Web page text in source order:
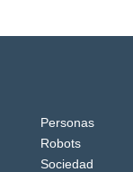
Personas
Robots
Sociedad